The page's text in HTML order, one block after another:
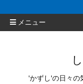
メニュー
'かずし'の日々の